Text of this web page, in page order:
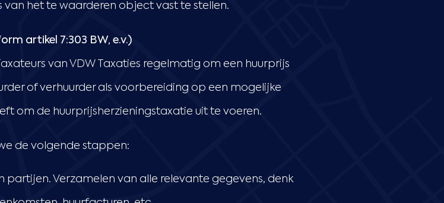
het te waarderen object vast te stellen.
artikel 7:303 BW, e.v.)
van VDW Taxaties regelmatig om een huurprijs
of verhuurder als voorbereiding op een mogelijke
om de huurprijsherzieningstaxatie uit te voeren.
de volgende stappen:
Verzamelen van alle relevante gegevens, denk